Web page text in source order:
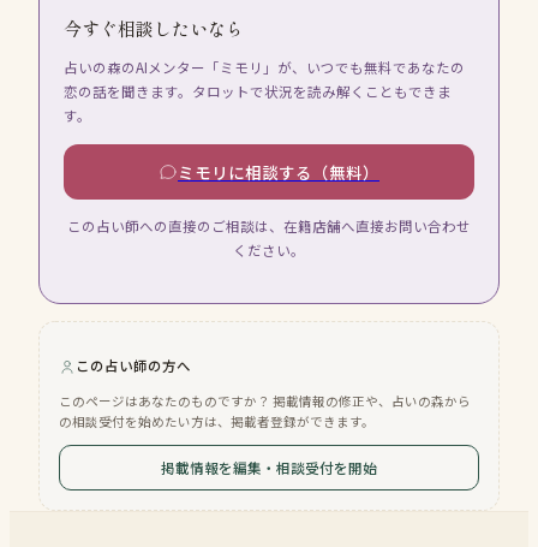
今すぐ相談したいなら
占いの森のAIメンター「ミモリ」が、いつでも無料であなたの
恋の話を聞きます。タロットで状況を読み解くこともできま
す。
ミモリに相談する（無料）
この占い師への直接のご相談は、在籍店舗へ直接お問い合わせ
ください。
この占い師の方へ
このページはあなたのものですか？ 掲載情報の修正や、占いの森から
の相談受付を始めたい方は、掲載者登録ができます。
掲載情報を編集・相談受付を開始